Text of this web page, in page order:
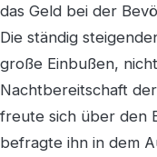
das Geld bei der
Die ständig
große Einbußen,
Nachtbereitschaft
freute sich über den
befragte ihn in dem